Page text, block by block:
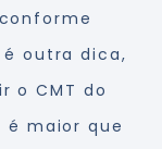
outra dica,
o CMT do
é maior que